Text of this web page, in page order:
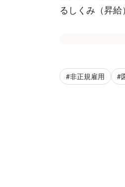
るしくみ（昇
#非正規雇用 #